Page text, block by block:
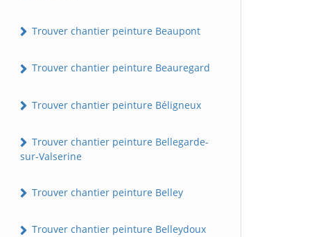
Trouver chantier peinture Beaupont
Trouver chantier peinture Beauregard
Trouver chantier peinture Béligneux
Trouver chantier peinture Bellegarde-
sur-Valserine
Trouver chantier peinture Belley
Trouver chantier peinture Belleydoux